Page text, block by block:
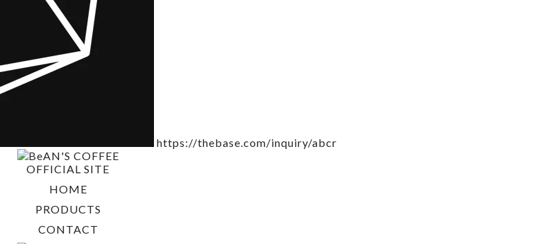
https://thebase.com/inquiry/abcr
OFFICIAL SITE
HOME
PRODUCTS
CONTACT